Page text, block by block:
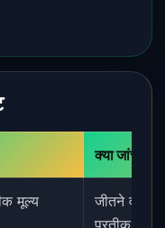
क्या जांचें
मूल्य
जीतने वाले
प्रतीक।.